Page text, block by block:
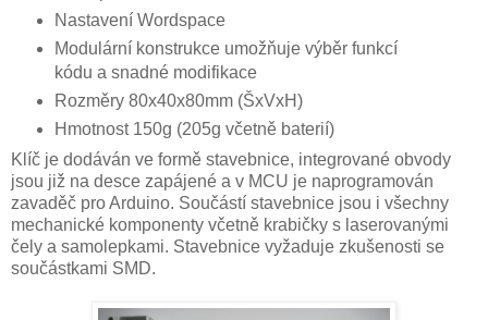
Nastavení Wordspace
Modulární konstrukce umožňuje výběr funkcí
kódu a snadné modifikace
Rozměry 80x40x80mm (ŠxVxH)
Hmotnost 150g (205g včetně baterií)
Klíč je dodáván ve formě stavebnice, integrované obvody
jsou již na desce zapájené a v MCU je naprogramován
zavaděč pro Arduino. Součástí stavebnice jsou i všechny
mechanické komponenty včetně krabičky s laserovanými
čely a samolepkami. Stavebnice vyžaduje zkušenosti se
součástkami SMD.